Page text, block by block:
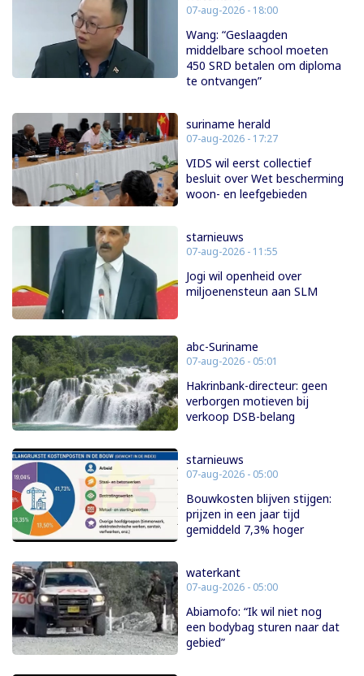
07-aug-2026 - 18:00
Wang: “Geslaagden
middelbare school moeten
450 SRD betalen om diploma
te ontvangen”
suriname herald
07-aug-2026 - 17:27
VIDS wil eerst collectief
besluit over Wet bescherming
woon- en leefgebieden
starnieuws
07-aug-2026 - 11:55
Jogi wil openheid over
miljoenensteun aan SLM
abc-Suriname
07-aug-2026 - 05:01
Hakrinbank-directeur: geen
verborgen motieven bij
verkoop DSB-belang
starnieuws
07-aug-2026 - 05:00
Bouwkosten blijven stijgen:
prijzen in een jaar tijd
gemiddeld 7,3% hoger
waterkant
07-aug-2026 - 05:00
Abiamofo: “Ik wil niet nog
een bodybag sturen naar dat
gebied”